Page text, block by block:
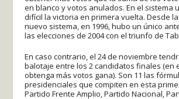
en blanco y votos anulados. En el sistema
difícil la victoria en primera vuelta. Desde
nuevo sistema, en 1996, hubo un único
las elecciones de 2004 con el triunfo de
En caso contrario, el 24 de noviembre
balotaje entre los 2 candidatos finales (en
obtenga más votos gana). Son 11 las
presidenciales que compiten en esta
Partido Frente Amplio, Partido Nacional,